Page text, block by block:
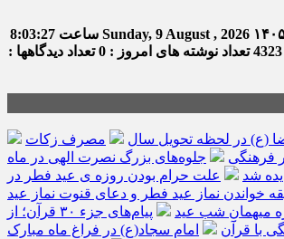
Sunday, 9 August , 2026 ساعت 8:03:27
تعداد نوشته های امروز : 0
تعداد دیدگاهها :
(ع) در لحظه تحویل سال
مصرف زکات
فرهنگی
جلوه‌های بزرگ نصرت الهی در ماه
شد
علت حرام بودن روزه ی عید فطر در
خواندن نماز عید فطر و دعای قنوت نماز عید
میهمانِ شب عید
پیام‌های جزء ۳۰ قرآن؛ از
با قرآن
امام سجاد(ع) در فراغ ماه مبارک